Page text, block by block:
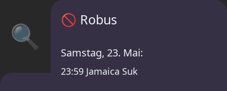
🔍
Robus Zeitplan – XTRUDE x LANNA
🚫 Robus
Samstag, 23. Mai:
23:59 Jamaica Suk